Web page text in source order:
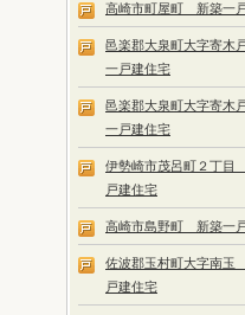
高崎市町屋町 新築一
邑楽郡大泉町大字寄
一戸建住宅
邑楽郡大泉町大字寄
一戸建住宅
伊勢崎市茂呂町２丁
戸建住宅
高崎市島野町 新築一
佐波郡玉村町大字南
戸建住宅